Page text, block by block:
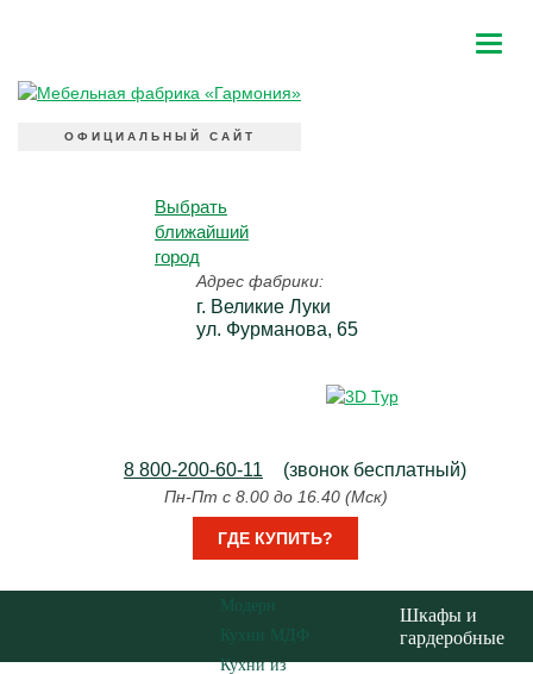
ОФИЦИАЛЬНЫЙ САЙТ
Выбрать
ближайший
город
Адрес фабрики:
г. Великие Луки
ул. Фурманова, 65
8 800-200-60-11 (звонок бесплатный)
Пн-Пт с 8.00 до 16.40 (Мск)
ГДЕ КУПИТЬ?
Модерн
Кухни МДФ
Кухни из
Шкафы и
гардеробные